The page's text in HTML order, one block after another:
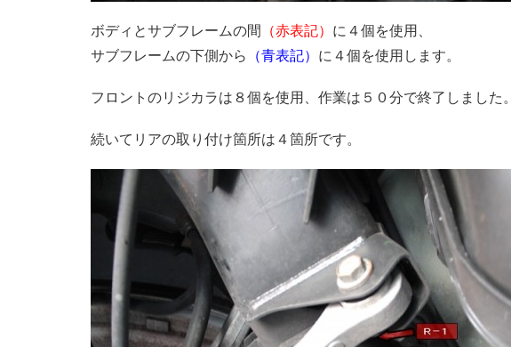
ボディとサブフレームの間 （赤表記） に４個を使用、
サブフレームの下側から
（青表記） に４個を使用します。
フロントのリジカラは８個を使用、作業は５０分で終了しました。
続いてリアの取り付け箇所は４箇所です。